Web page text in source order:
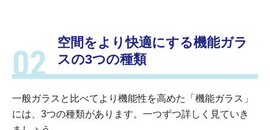
空間をより快適にする機能ガラ
スの3つの種類
一般ガラスと比べてより機能性を高めた「機能ガラス」
には、3つの種類があります。一つずつ詳しく見ていき